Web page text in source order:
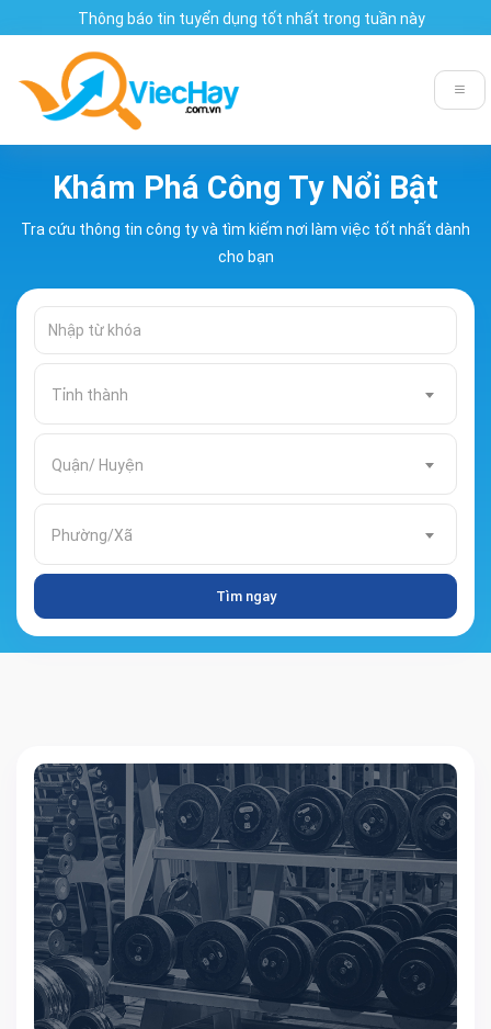
Thông báo tin tuyển dụng tốt nhất trong tuần này
Khám Phá Công Ty Nổi Bật
Tra cứu thông tin công ty và tìm kiếm nơi làm việc tốt nhất dành
cho bạn
Tỉnh thành
Quận/ Huyện
Phường/Xã
Tìm ngay